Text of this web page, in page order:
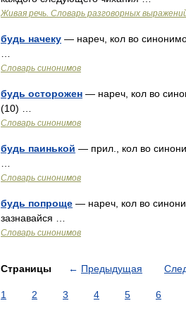
Живая речь. Словарь разговорных
будь начеку — нареч, кол во
Словарь синонимов
будь осторожен — нареч, кол во
(10) …
Словарь синонимов
будь паинькой — прил., кол во
Словарь синонимов
будь попроще — нареч, кол во
зазнавайся …
Словарь синонимов
Страницы ← Предыдущая
1 2 3 4 5 6